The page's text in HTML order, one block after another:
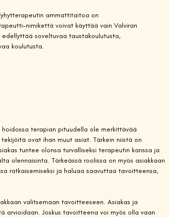
ammattitaitoa on
nimikettä voivat käyttää vain Valviran
soveltuvaa taustakoulutusta,
koulutusta.
terapian pituudella ole merkittävää
ovat ihan muut asiat. Tärkein niistä on
tuntee olonsa turvalliseksi terapeutin kanssa ja
olennaisinta. Tärkeässä roolissa on myös asiakkaan
ratkaisemiseksi ja haluaa saavuttaa tavoitteensa,
valitsemaan tavoitteeseen. Asiakas ja
Joskus tavoitteena voi myös olla vaan